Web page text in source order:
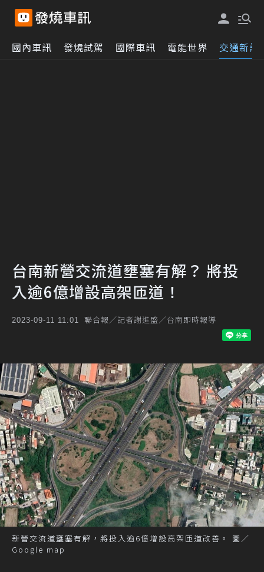
國內車訊 發燒試駕 國際車訊 電能世界 交通新訊
台南新營交流道壅塞有解？ 將投
入逾6億增設高架匝道！
2023-09-11 11:01 聯合報／記者謝進盛／台南即時報導
新營交流道壅塞有解，將投入逾6億增設高架匝道改善。 圖／
Google map